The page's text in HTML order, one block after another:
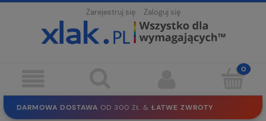
Zarejestruj się Zaloguj się
DARMOWA DOSTAWA OD 300 ZŁ & ŁATWE ZWROTY